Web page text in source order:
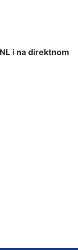
i na direktnom